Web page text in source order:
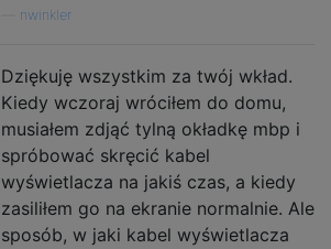
nwinkler
Dziękuję wszystkim za twój wkład.
Kiedy wczoraj wróciłem do domu,
musiałem zdjąć tylną okładkę mbp i
spróbować skręcić kabel
wyświetlacza na jakiś czas, a kiedy
zasiliłem go na ekranie normalnie. Ale
sposób, w jaki kabel wyświetlacza